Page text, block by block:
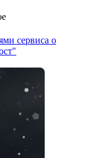
сервиса о